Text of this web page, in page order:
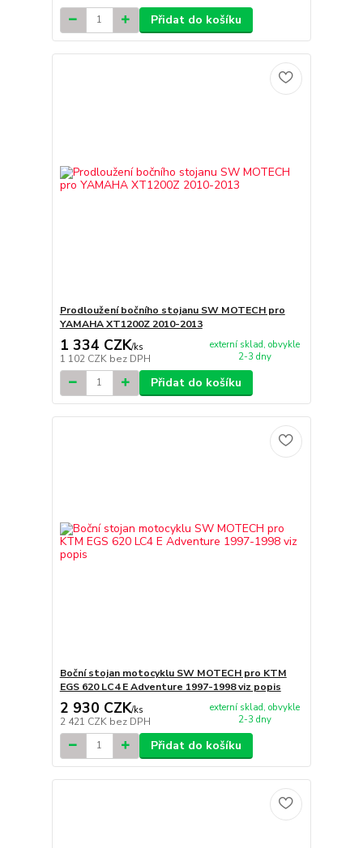
Přidat do košíku
Prodloužení bočního stojanu SW MOTECH pro
YAMAHA XT1200Z 2010-2013
1 334 CZK/ks
1 102 CZK bez DPH
externí sklad, obvykle
2-3 dny
Přidat do košíku
Boční stojan motocyklu SW MOTECH pro KTM
EGS 620 LC4 E Adventure 1997-1998 viz popis
2 930 CZK/ks
2 421 CZK bez DPH
externí sklad, obvykle
2-3 dny
Přidat do košíku